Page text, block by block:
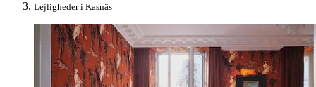
Lejligheder i Kasnäs